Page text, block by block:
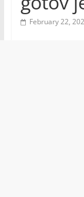
February 22,